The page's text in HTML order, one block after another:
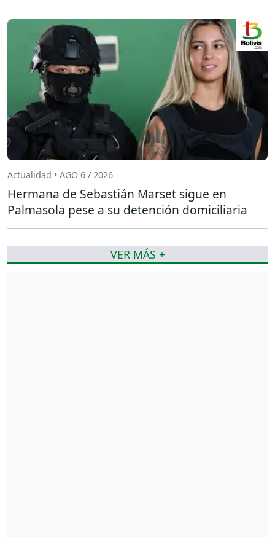
Actualidad • AGO 6 / 2026
Hermana de Sebastián Marset sigue en
Palmasola pese a su detención domiciliaria
VER MÁS +